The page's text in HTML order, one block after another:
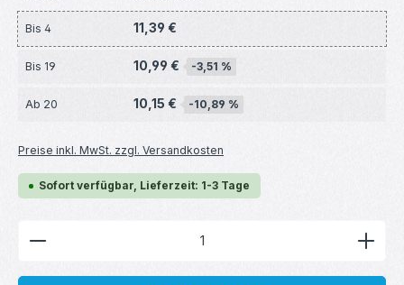
Bis 4 11,39 €
Bis 19 10,99 € -3,51 %
Ab 20 10,15 € -10,89 %
Preise inkl. MwSt. zzgl. Versandkosten
Sofort verfügbar, Lieferzeit: 1-3 Tage
Produkt Anzahl: Gib den gewünschten Wert ein